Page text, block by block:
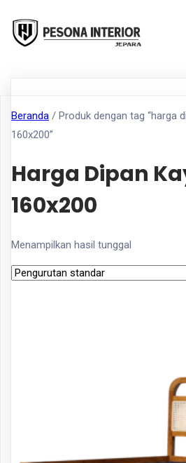
Beranda / Produk dengan tag “harga
160x200”
Harga Dipan
160x200
Menampilkan hasil tunggal